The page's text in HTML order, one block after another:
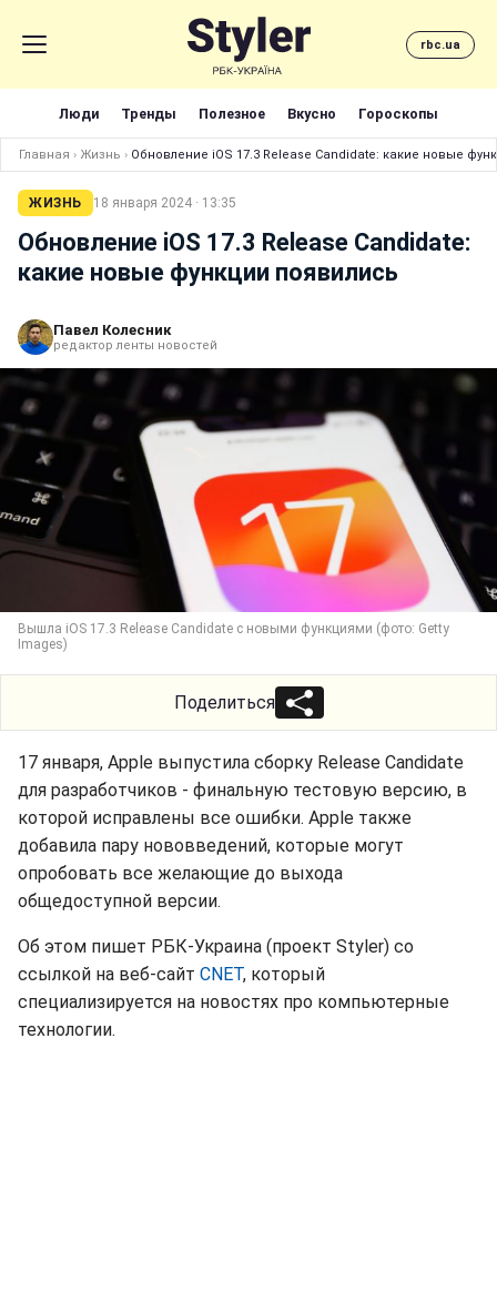
rbc.ua
Люди Тренды Полезное Вкусно Гороскопы
Главная › Жизнь › Обновление iOS 17.3 Release Candidate: какие новые
ЖИЗНЬ 18 января 2024 · 13:35
Обновление iOS 17.3 Release Candidate:
какие новые функции появились
Павел Колесник
редактор ленты новостей
Вышла iOS 17.3 Release Candidate с новыми функциями (фото: Getty
Images)
Поделиться
17 января, Apple выпустила сборку Release Candidate
для разработчиков - финальную тестовую версию, в
которой исправлены все ошибки. Apple также
добавила пару нововведений, которые могут
опробовать все желающие до выхода
общедоступной версии.
Об этом пишет РБК-Украина (проект Styler) со
ссылкой на веб-сайт CNET, который
специализируется на новостях про компьютерные
технологии.